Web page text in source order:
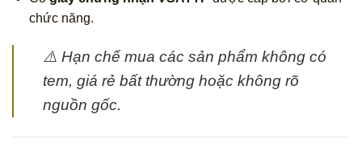
chức năng.
⚠️ Hạn chế mua các sản phẩm không có
tem, giá rẻ bất thường hoặc không rõ
nguồn gốc.